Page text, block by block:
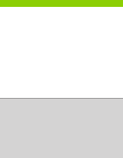
Direkt zum Inhalt